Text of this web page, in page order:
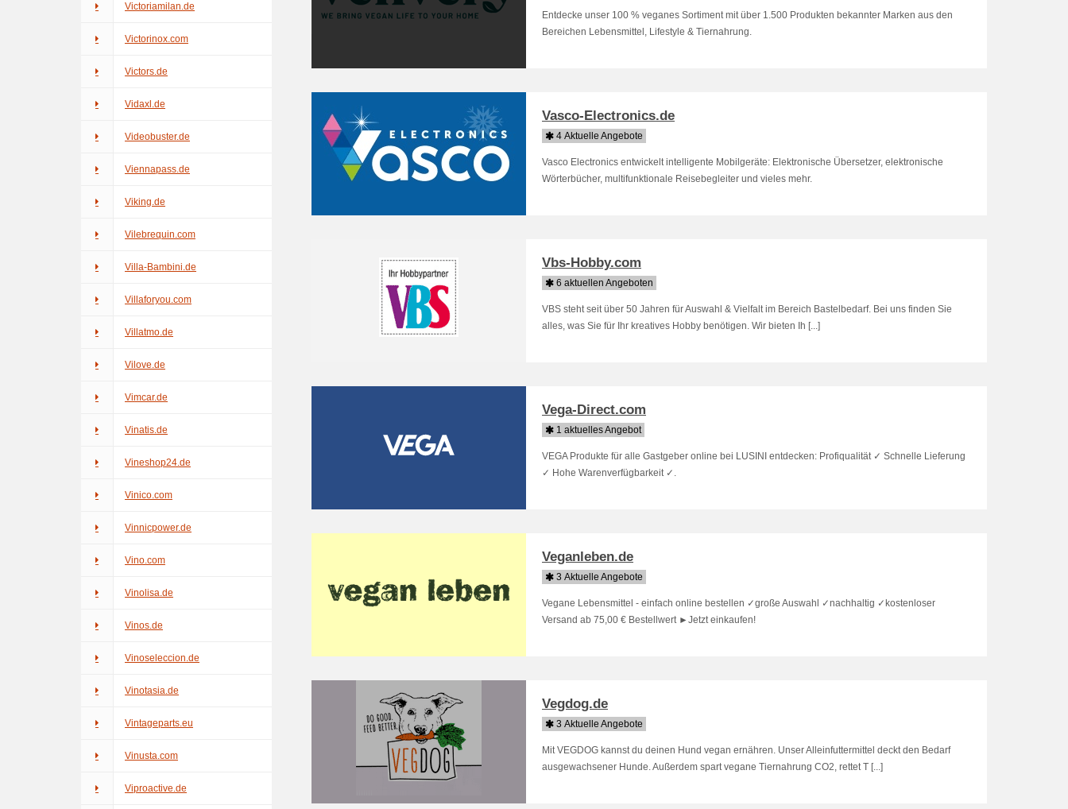
Victoriamilan.de
Victorinox.com
Victors.de
Vidaxl.de
Videobuster.de
Viennapass.de
Viking.de
Vilebrequin.com
Villa-Bambini.de
Villaforyou.com
Villatmo.de
Vilove.de
Vimcar.de
Vinatis.de
Vineshop24.de
Vinico.com
Vinnicpower.de
Vino.com
Vinolisa.de
Vinos.de
Vinoseleccion.de
Vinotasia.de
Vintageparts.eu
Vinusta.com
Viproactive.de
Entdecke unser 100 % veganes Sortiment mit über 1.500 Produkten bekannter Marken aus den
Bereichen Lebensmittel, Lifestyle & Tiernahrung.
Vasco-Electronics.de
4 Aktuelle Angebote
Vasco Electronics entwickelt intelligente Mobilgeräte: Elektronische Übersetzer, elektronische
Wörterbücher, multifunktionale Reisebegleiter und vieles mehr.
Vbs-Hobby.com
6 aktuellen Angeboten
VBS steht seit über 50 Jahren für Auswahl & Vielfalt im Bereich Bastelbedarf. Bei uns finden Sie
alles, was Sie für Ihr kreatives Hobby benötigen. Wir bieten Ih [...]
Vega-Direct.com
1 aktuelles Angebot
VEGA Produkte für alle Gastgeber online bei LUSINI entdecken: Profiqualität ✓ Schnelle Lieferung
✓ Hohe Warenverfügbarkeit ✓.
Veganleben.de
3 Aktuelle Angebote
Vegane Lebensmittel - einfach online bestellen ✓große Auswahl ✓nachhaltig ✓kostenloser
Versand ab 75,00 € Bestellwert ►Jetzt einkaufen!
Vegdog.de
3 Aktuelle Angebote
Mit VEGDOG kannst du deinen Hund vegan ernähren. Unser Alleinfuttermittel deckt den Bedarf
ausgewachsener Hunde. Außerdem spart vegane Tiernahrung CO2, rettet T [...]